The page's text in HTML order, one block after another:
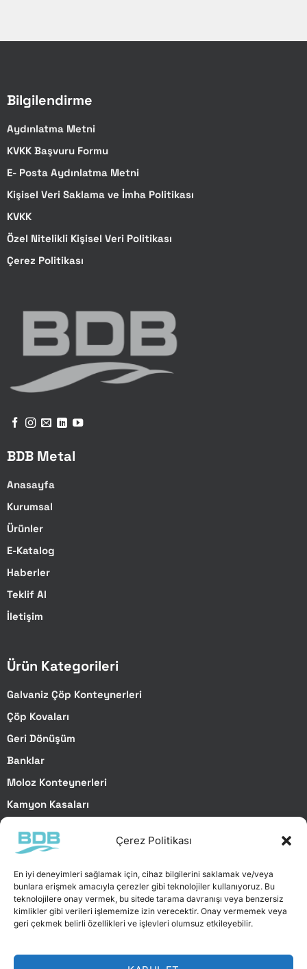
Çerez Politikası
En iyi deneyimleri sağlamak için, cihaz bilgilerini saklamak ve/veya
bunlara erişmek amacıyla çerezler gibi teknolojiler kullanıyoruz. Bu
teknolojilere onay vermek, bu sitede tarama davranışı veya benzersiz
kimlikler gibi verileri işlememize izin verecektir. Onay vermemek veya
geri çekmek belirli özellikleri ve işlevleri olumsuz etkileyebilir.
Bilgilendirme
Aydınlatma Metni
KVKK Başvuru Formu
E- Posta Aydınlatma Metni
Kişisel Veri Saklama ve İmha Politikası
KVKK
Özel Nitelikli Kişisel Veri Politikası
Çerez Politikası
BDB Metal
Anasayfa
Kurumsal
Ürünler
E-Katalog
Haberler
Teklif Al
İletişim
Ürün Kategorileri
Galvaniz Çöp Konteynerleri
Çöp Kovaları
Geri Dönüşüm
Banklar
Moloz Konteynerleri
Kamyon Kasaları
Özel Hizmetler
Özel Projeler
Lazer Kesim